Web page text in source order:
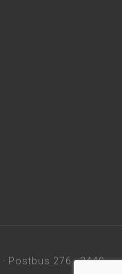
· Postbus 276 · 3440